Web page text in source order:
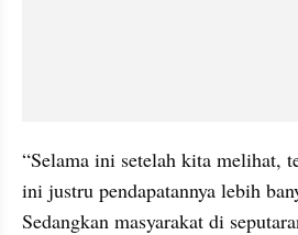
“Selama ini setelah kita melihat,
ini justru pendapatannya lebih
Sedangkan masyarakat di